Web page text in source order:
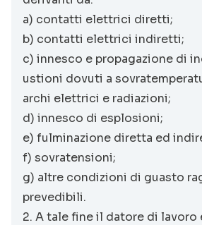
a) contatti elettrici diretti;
b) contatti elettrici indiretti;
c) innesco e propagazione di
ustioni dovuti a
archi elettrici e radiazioni;
d) innesco di esplosioni;
e) fulminazione diretta ed
f) sovratensioni;
g) altre condizioni di guasto
prevedibili.
2. A tale fine il datore di lavoro